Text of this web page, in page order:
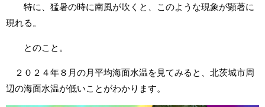
特に、猛暑の時に南風が吹くと、このような現象が顕著に
現れる。
とのこと。
２０２４年８月の月平均海面水温を見てみると、北茨城市周
辺の海面水温が低いことがわかります。